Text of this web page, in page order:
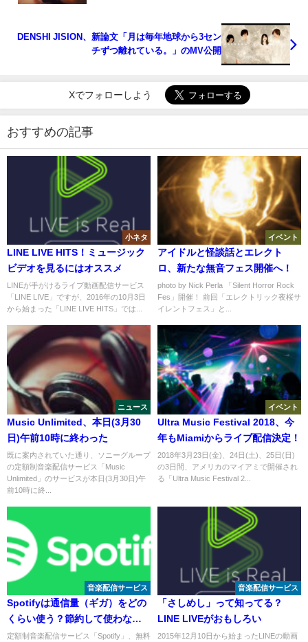
DENSHI JISION、新論文「月は毎年地球から3セン
チずつ離れている。」のMV公開
Xでフォローしよう
おすすめの記事
小ネタ
LINE LIVE HITS！ミュージック
ビデオを見るにはオススメ
LINEが手がけるライブ動画配信サービス
「LINE LIVE」ですが、2016年の10月3日
から始まった「LINE LIVE HITS」では...
イベント
アイドルと怪談話とエレクト
ロ、新たな無音フェス開催へ！
photo by Nick Perla 「Silent Horror Rock
Fes」開催！ 前回「エレクトリック夜桜サ
イレントフェス」と...
ニュース
Music Unlimited、本日(3月30
日)午前10時に終わった
既に案内されていた通り、ソニーグループ
の定額制音楽配信サービス「Music
Unlimited」のサービスが本日(3月30日)午
前10時に終...
イベント
Ultra Music Festival 2018、今
年もMiamiからライブ配信決定！
2018年3月23日(金)、24日(土)、25日(日)
の3日間、アメリカのマイアミで開催され
る「Ultra Music Festival 2...
音楽配信サービス
Spotifyは通信量（ギガ）をどの
くらい使う？節約して使わない
方法も紹介！
定額制音楽配信サービス「Spotify」、無料
音楽配信サービス
「さしめし」って知ってる？
LINE LIVEがおもしろい
2015年12月10日から始まったLINEの動画